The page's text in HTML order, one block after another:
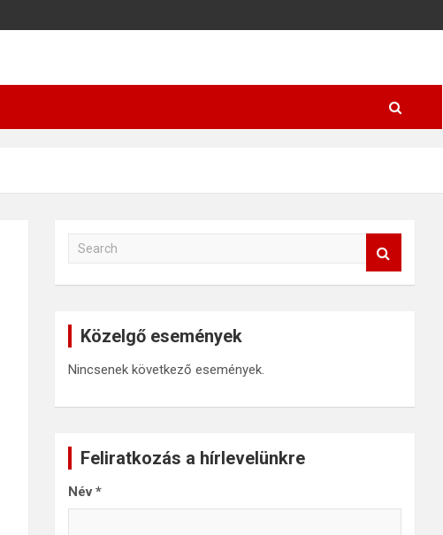
Közelgő események
Nincsenek következő események.
Feliratkozás a hírlevelünkre
Név*